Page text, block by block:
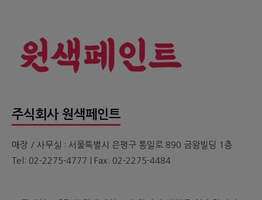
주식회사 원색페인트
매장 / 사무실 : 서울특별시 은평구 통일로 890 금왕빌딩 1층
Tel: 02-2275-4777 | Fax: 02-2275-4484